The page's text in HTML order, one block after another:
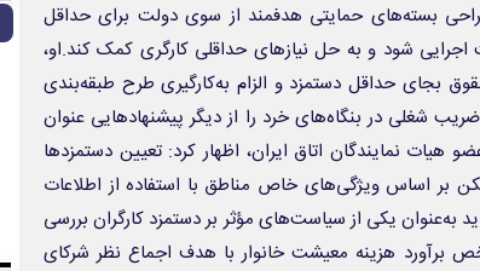
بسته‌های حمایتی هدفمند از سوی دولت برای حداقل
شود و به حل نیازهای حداقلی کارگری کمک کند.او،
بجای حداقل دستمزد و الزام به‌کارگیری طرح طبقه‌بندی
شغلی در بنگاه‌های خرد را از دیگر پیشنهاد‌هایی عنوان
نمایندگان اتاق ایران، اظهار کرد: تعیین دستمزدها
بر اساس ویژگی‌های خاص مناطق با استفاده از اطلاعات
به‌عنوان یکی از سیاست‌های مؤثر بر دستمزد کارگران بررسی
برآورد هزینه معیشت خانوار با هدف اجماع نظر شرکای